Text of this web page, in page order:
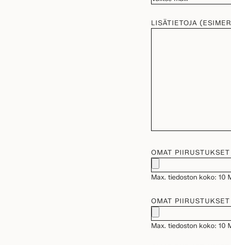
LISÄTIETOJA
OMAT
Max. tiedoston koko: 10
OMAT
Max. tiedoston koko: 10